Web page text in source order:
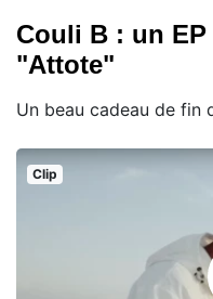
Couli B : un
"Attote"
Un beau cadeau de fin
Clip